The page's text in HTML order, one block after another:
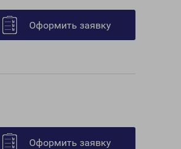
Оформить заявку
Оформить заявку